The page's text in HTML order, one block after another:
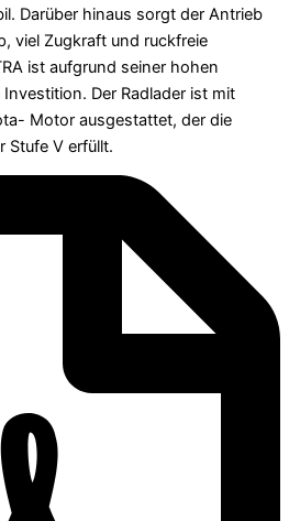
Darüber hinaus sorgt der Antrieb
viel Zugkraft und ruckfreie
ist aufgrund seiner hohen
Der Radlader ist mit
Motor ausgestattet, der die
Stufe V erfüllt.